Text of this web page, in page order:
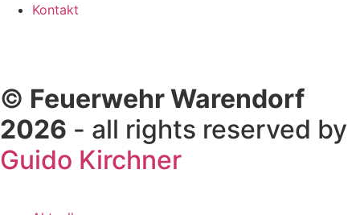
Kontakt
© Feuerwehr Warendorf
2026 - all rights reserved by
Guido Kirchner